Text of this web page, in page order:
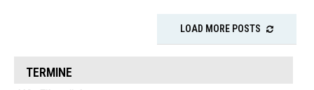
LOAD MORE POSTS
TERMINE